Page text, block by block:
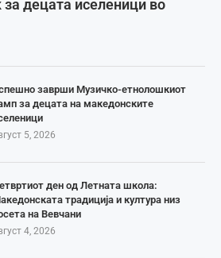
за децата иселеници во
заврши Музичко-етнолошкиот
за децата на македонските
5, 2026
ден од Летната школа:
традиција и култура низ
на Вевчани
4, 2026